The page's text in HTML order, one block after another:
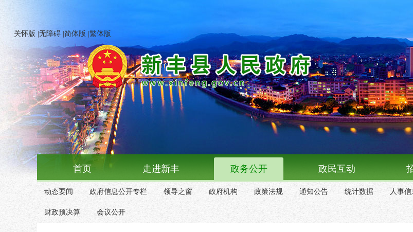
关怀版 无障碍 简体版 繁体版
首页 走进新丰 政务公开 政民互动
动态要闻 政府信息公开专栏 领导之窗 政府机构 政策法规 通知公告 统计数据 人事信
财政预决算 会议公开